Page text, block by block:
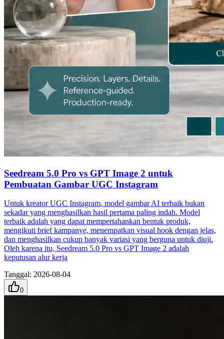
Seedream 5.0 Pro vs GPT Image 2 untuk
Pembuatan Gambar UGC Instagram
Untuk kreator UGC Instagram, model gambar AI terbaik bukan
sekadar yang menghasilkan hasil pertama paling indah. Model
terbaik adalah yang dapat mempertahankan bentuk produk,
mengikuti brief kampanye, menempatkan visual hook dengan jelas,
dan menghasilkan cukup banyak variasi yang berguna untuk diuji.
Oleh karena itu, Seedream 5.0 Pro vs GPT Image 2 adalah
keputusan alur kerja
Tanggal: 2026-08-04
0